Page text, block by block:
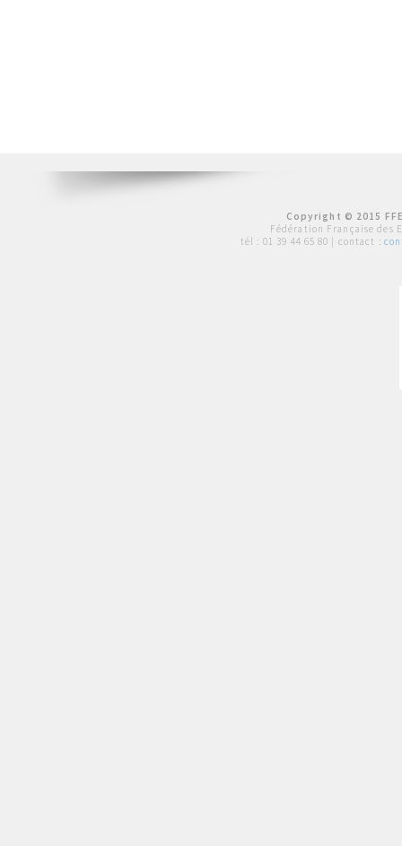
Copyright © 2015
Fédération Française des
tél : 01 39 44 65 80 | contact :